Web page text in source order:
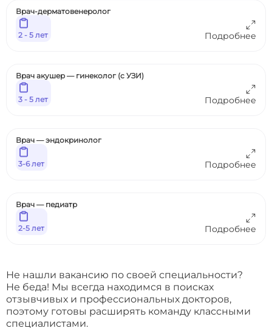
Врач-дерматовенеролог
Подробнее
2 - 5 лет
Врач акушер — гинеколог (с УЗИ)
Подробнее
3 - 5 лет
Врач — эндокринолог
Подробнее
3-6 лет
Врач — педиатр
Подробнее
2-5 лет
Не нашли вакансию по своей специальности?
Не беда! Мы всегда находимся в поисках
отзывчивых и профессиональных докторов,
поэтому готовы расширять команду классными
специалистами.